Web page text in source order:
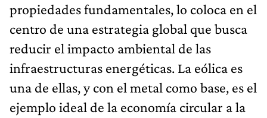
propiedades fundamentales, lo coloca en el
centro de una estrategia global que busca
reducir el impacto ambiental de las
infraestructuras energéticas. La eólica es
una de ellas, y con el metal como base, es el
ejemplo ideal de la economía circular a la